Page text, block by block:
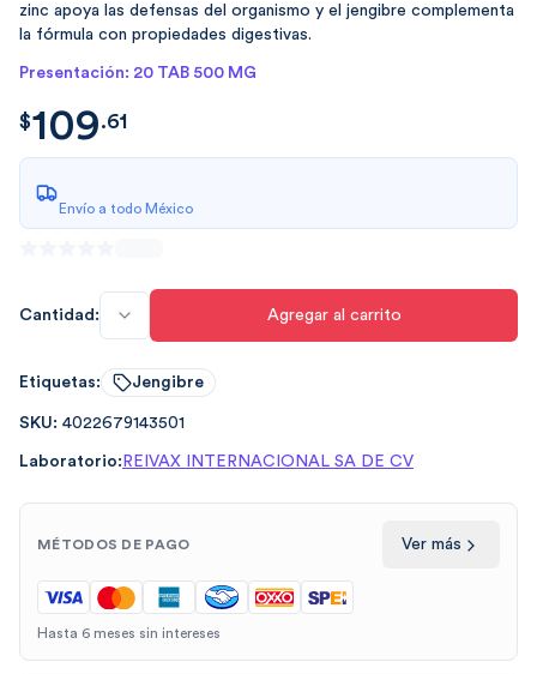
zinc apoya las defensas del organismo y el jengibre complementa
la fórmula con propiedades digestivas.
Presentación: 20 TAB 500 MG
$ 109.61
$109.61
Envío a todo México
Cantidad: Agregar al carrito
Etiquetas: Jengibre
SKU: 4022679143501
Laboratorio: REIVAX INTERNACIONAL SA DE CV
MÉTODOS DE PAGO Ver más
Hasta 6 meses sin intereses